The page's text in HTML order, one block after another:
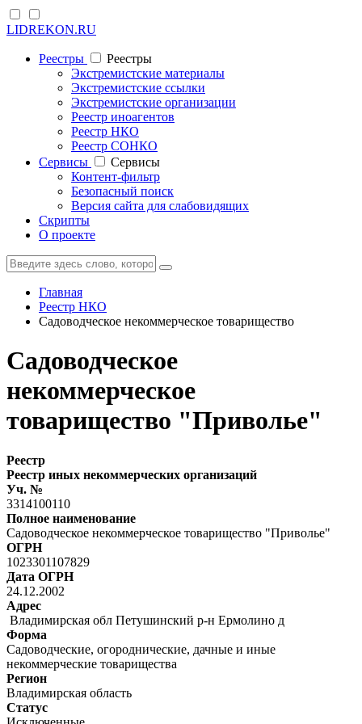
LIDREKON.RU
Реестры
Реестры
Экстремистские материалы
Экстремистские ссылки
Экстремистские организации
Реестр иноагентов
Реестр НКО
Реестр СОНКО
Cервисы
Cервисы
Контент-фильтр
Безопасный поиск
Версия сайта для слабовидящих
Скрипты
О проекте
Главная
Реестр НКО
Садоводческое некоммерческое товарищество
Садоводческое
некоммерческое
товарищество "Приволье"
Реестр
Реестр иных некоммерческих организаций
Уч. №
3314100110
Полное наименование
Садоводческое некоммерческое товарищество "Приволье"
ОГРН
1023301107829
Дата ОГРН
24.12.2002
Адрес
Владимирская обл Петушинский р-н Ермолино д
Форма
Садоводческие, огороднические, дачные и иные
некоммерческие товарищества
Регион
Владимирская область
Статус